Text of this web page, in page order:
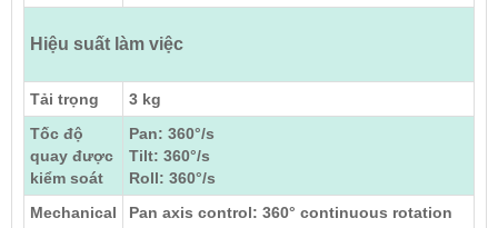
Hiệu suất làm việc
Tải trọng
3 kg
Tốc độ
quay được
kiểm soát
Pan: 360°/s
Tilt: 360°/s
Roll: 360°/s
Mechanical
Pan axis control: 360° continuous rotation